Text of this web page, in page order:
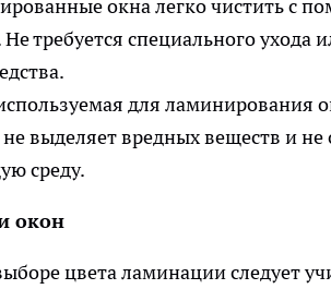
окна легко чистить с
требуется специального ухода
для ламинирования
выделяет вредных веществ и не
среду.
окон
цвета ламинации следует